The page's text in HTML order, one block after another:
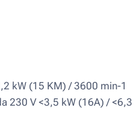
kW (15 KM) / 3600 min-1
230 V <3,5 kW (16A) / <6,3